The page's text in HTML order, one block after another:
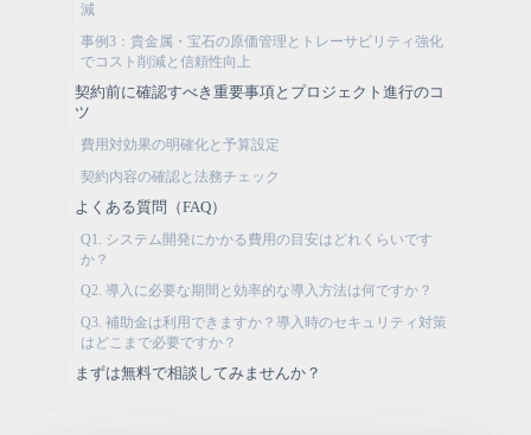
減
事例3：貴金属・宝石の原価管理とトレーサビリティ強化
でコスト削減と信頼性向上
契約前に確認すべき重要事項とプロジェクト進行のコ
ツ
費用対効果の明確化と予算設定
契約内容の確認と法務チェック
よくある質問（FAQ）
Q1. システム開発にかかる費用の目安はどれくらいです
か？
Q2. 導入に必要な期間と効率的な導入方法は何ですか？
Q3. 補助金は利用できますか？導入時のセキュリティ対策
はどこまで必要ですか？
まずは無料で相談してみませんか？